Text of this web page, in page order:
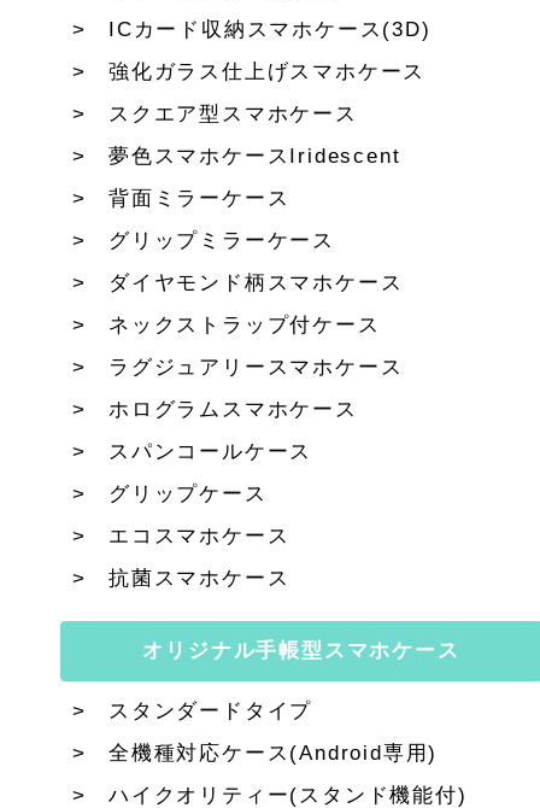
ICカード収納スマホケース(3D)
強化ガラス仕上げスマホケース
スクエア型スマホケース
夢色スマホケースIridescent
背面ミラーケース
グリップミラーケース
ダイヤモンド柄スマホケース
ネックストラップ付ケース
ラグジュアリースマホケース
ホログラムスマホケース
スパンコールケース
グリップケース
エコスマホケース
抗菌スマホケース
オリジナル手帳型スマホケース
スタンダードタイプ
全機種対応ケース(Android専用)
ハイクオリティー(スタンド機能付)